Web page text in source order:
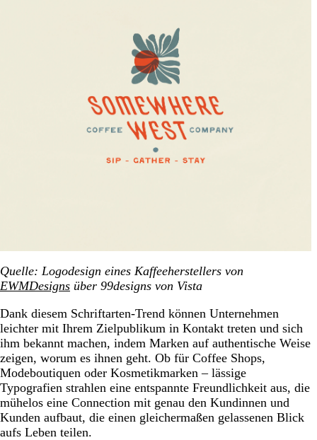
Quelle: Logodesign eines Kaffeeherstellers von
EWMDesigns über 99designs von Vista
Dank diesem Schriftarten-Trend können Unternehmen
leichter mit Ihrem Zielpublikum in Kontakt treten und sich
ihm bekannt machen, indem Marken auf authentische Weise
zeigen, worum es ihnen geht. Ob für Coffee Shops,
Modeboutiquen oder Kosmetikmarken – lässige
Typografien strahlen eine entspannte Freundlichkeit aus, die
mühelos eine Connection mit genau den Kundinnen und
Kunden aufbaut, die einen gleichermaßen gelassenen Blick
aufs Leben teilen.